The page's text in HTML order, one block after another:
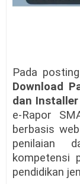
Pada
Download
dan Installer
e-Rapor
berbasis
penilaian
kompetensi
pendidikan